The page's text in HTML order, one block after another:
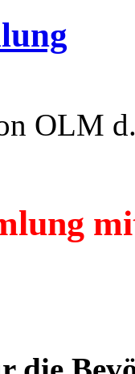
OLM